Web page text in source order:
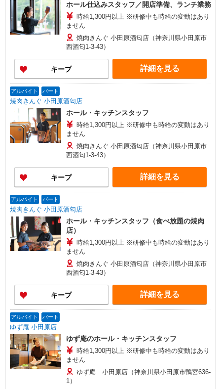
ホール仕込みスタッフ／開店準備、ランチ業務
時給1,300円以上 ※研修中も時給の変動はあり
ません
焼肉きんぐ 小田原酒匂店（神奈川県小田原市
西酒匂1-3-43）
キープ 詳細を見る
アルバイト パート
焼肉きんぐ 小田原酒匂店
ホール・キッチンスタッフ
時給1,300円以上 ※研修中も時給の変動はあり
ません
焼肉きんぐ 小田原酒匂店（神奈川県小田原市
西酒匂1-3-43）
キープ 詳細を見る
アルバイト パート
焼肉きんぐ 小田原酒匂店
ホール・キッチンスタッフ（食べ放題の焼肉
店）
時給1,300円以上 ※研修中も時給の変動はあり
ません
焼肉きんぐ 小田原酒匂店（神奈川県小田原市
西酒匂1-3-43）
キープ 詳細を見る
アルバイト パート
ゆず庵 小田原店
ゆず庵のホール・キッチンスタッフ
時給1,300円以上 ※研修中も時給の変動はあり
ません
ゆず庵 小田原店（神奈川県小田原市鴨宮636-
1）